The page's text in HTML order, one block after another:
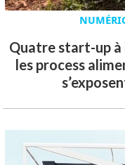
Quatre start-up à
les process